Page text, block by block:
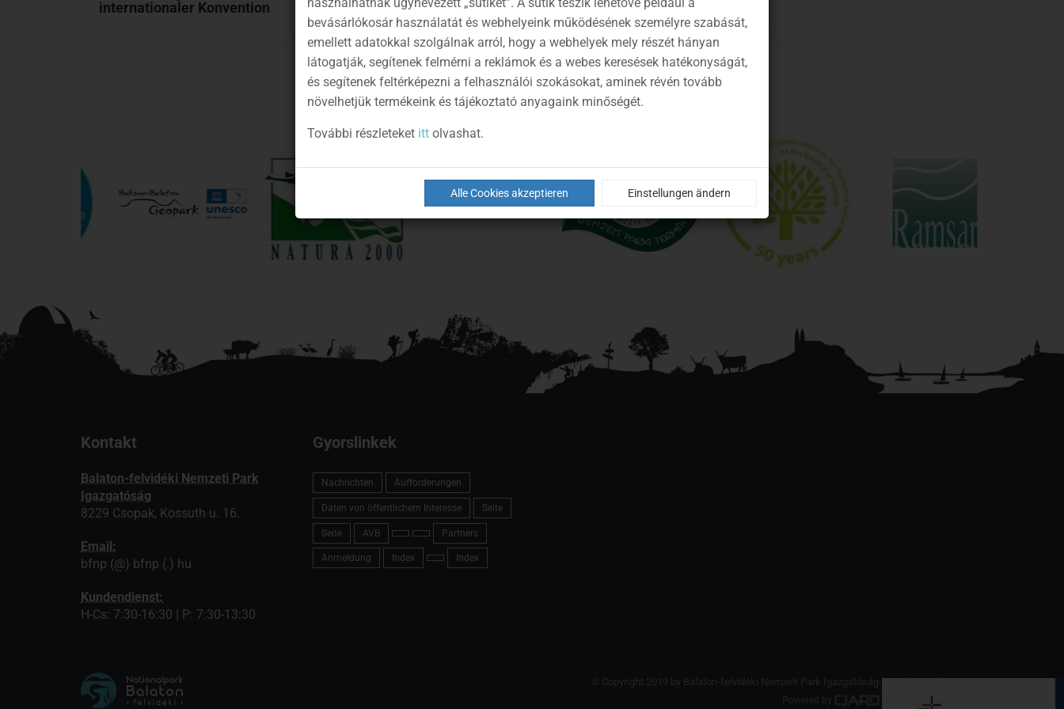
internationaler Konvention
Kontakt
Balaton-felvidéki Nemzeti Park
Igazgatóság
8229 Csopak, Kossuth u. 16.
Email:
bfnp (@) bfnp (.) hu
Kundendienst:
H-Cs: 7:30-16:30 | P: 7:30-13:30
Gyorslinkek
Nachrichten Aufforderungen
Daten von öffentlichem Interesse Seite
Seite AVB Partners
Anmeldung Index Index
© Copyright 2019 by Balaton-felvidéki Nemzeti Park Igazgatóság. Minden jog fenntartva.
Powered by
bevásárlókosár használatát és webhelyeink működésének személyre szabását,
emellett adatokkal szolgálnak arról, hogy a webhelyek mely részét hányan
látogatják, segítenek felmérni a reklámok és a webes keresések hatékonyságát,
és segítenek feltérképezni a felhasználói szokásokat, aminek révén tovább
növelhetjük termékeink és tájékoztató anyagaink minőségét.
További részleteket itt olvashat.
Alle Cookies akzeptieren Einstellungen ändern